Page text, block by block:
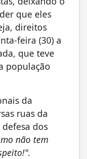
que eles
direitos
feira (30) a
que teve
população
da
ruas da
dos
não tem